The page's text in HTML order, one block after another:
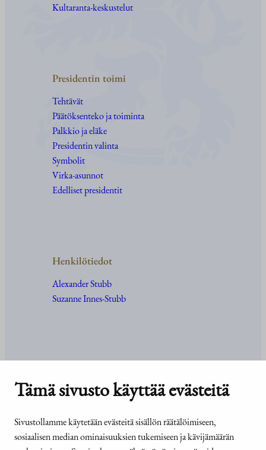
Tämä sivusto käyttää evästeitä
Sivustollamme käytetään evästeitä sisällön räätälöimiseen,
sosiaalisen median ominaisuuksien tukemiseen ja kävijämäärän
Kultaranta-keskustelut
Presidentin toimi
Tehtävät
Päätöksenteko ja toiminta
Palkkio ja eläke
Presidentin valinta
Symbolit
Virka-asunnot
Edelliset presidentit
Henkilötiedot
Alexander Stubb
Suzanne Innes-Stubb
Yhteystiedot
Medialle
Usein kysyttyä